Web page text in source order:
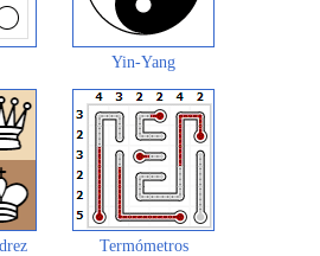
Yin-Yang
Termómetros